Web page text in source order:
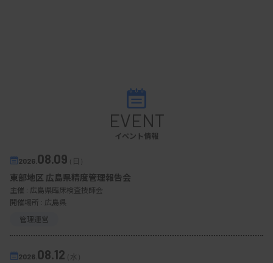
EVENT
イベント情報
2026. 08.09（日）
東部地区 広島県精度管理報告会
主催 : 広島県臨床検査技師会
開催場所 : 広島県
管理運営
2026. 08.12（水）